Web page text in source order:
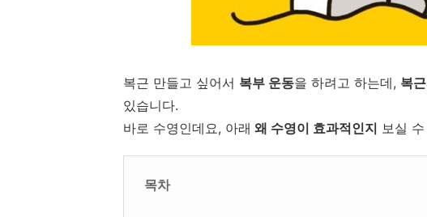
복근 만들고 싶어서 복부 운동을 하려고 하는데, 복
있습니다.
바로 수영인데요, 아래 왜 수영이 효과적인지 보실
목차